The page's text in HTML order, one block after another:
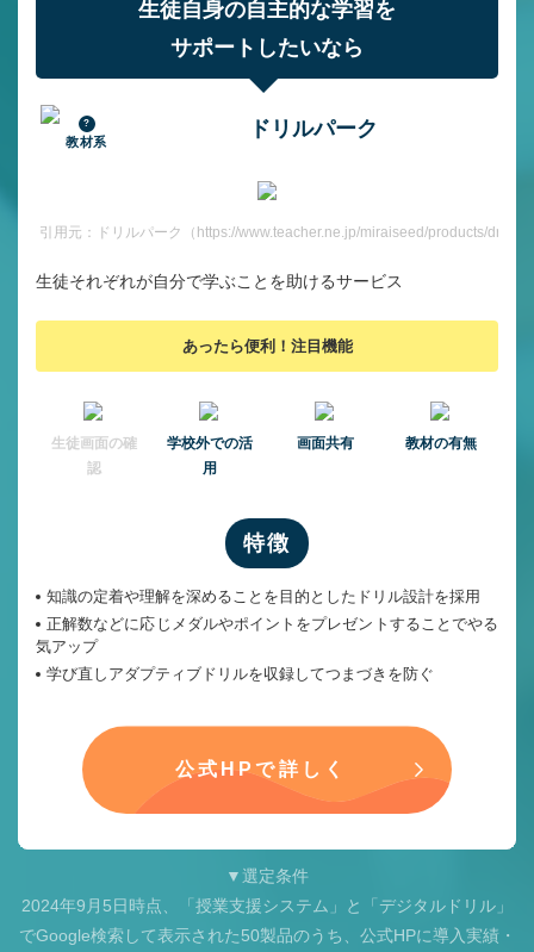
生徒自身の自主的な学習を
サポートしたいなら
教材系
ドリルパーク
引用元：ドリルパーク（https://www.teacher.ne.jp/miraiseed/products/drill/）
生徒それぞれが自分で学ぶことを助けるサービス
あったら便利！注目機能
⽣徒画⾯の確
認
学校外での活
用
画面共有 教材の有無
特徴
知識の定着や理解を深めることを目的としたドリル設計を採用
正解数などに応じメダルやポイントをプレゼントすることでやる
気アップ
学び直しアダプティブドリルを収録してつまづきを防ぐ
公式HPで詳しく
▼選定条件
2024年9月5日時点、「授業支援システム」と「デジタルドリル」
でGoogle検索して表示された50製品のうち、公式HPに導入実績・